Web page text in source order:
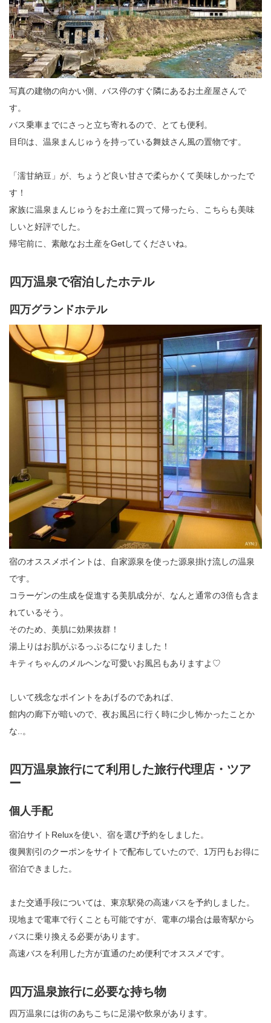
写真の建物の向かい側、バス停のすぐ隣にあるお土産屋さんで
す。
バス乗車までにさっと立ち寄れるので、とても便利。
目印は、温泉まんじゅうを持っている舞妓さん風の置物です。
「濡甘納豆」が、ちょうど良い甘さで柔らかくて美味しかったで
す！
家族に温泉まんじゅうをお土産に買って帰ったら、こちらも美味
しいと好評でした。
帰宅前に、素敵なお土産をGetしてくださいね。
四万温泉で宿泊したホテル
四万グランドホテル
宿のオススメポイントは、自家源泉を使った源泉掛け流しの温泉
です。
コラーゲンの生成を促進する美肌成分が、なんと通常の3倍も含ま
れているそう。
そのため、美肌に効果抜群！
湯上りはお肌がぷるっぷるになりました！
キティちゃんのメルヘンな可愛いお風呂もありますよ♡
しいて残念なポイントをあげるのであれば、
館内の廊下が暗いので、夜お風呂に行く時に少し怖かったことか
な..。
四万温泉旅行にて利用した旅行代理店・ツア
ー
個人手配
宿泊サイトReluxを使い、宿を選び予約をしました。
復興割引のクーポンをサイトで配布していたので、1万円もお得に
宿泊できました。
また交通手段については、東京駅発の高速バスを予約しました。
現地まで電車で行くことも可能ですが、電車の場合は最寄駅から
バスに乗り換える必要があります。
高速バスを利用した方が直通のため便利でオススメです。
四万温泉旅行に必要な持ち物
四万温泉には街のあちこちに足湯や飲泉があります。